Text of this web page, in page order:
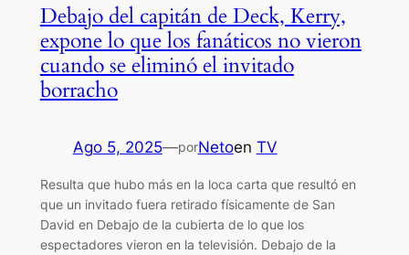
Debajo del capitán de Deck, Kerry,
expone lo que los fanáticos no vieron
cuando se eliminó el invitado
borracho
Ago 5, 2025—porNetoen TV
Resulta que hubo más en la loca carta que resultó en
que un invitado fuera retirado físicamente de San
David en Debajo de la cubierta de lo que los
espectadores vieron en la televisión. Debajo de la